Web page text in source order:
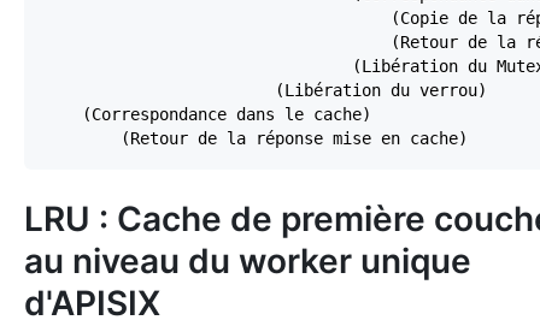
LRU : Cache de première
au niveau du worker unique
d'APISIX